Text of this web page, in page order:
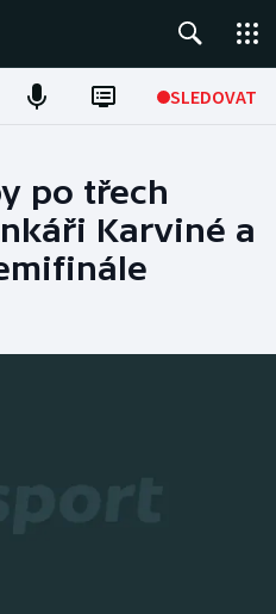
SLEDOVAT
po třech
Karviné a